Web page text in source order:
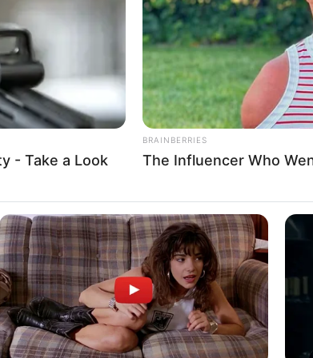
- Take a Look
BRAINBERRIES
The Influencer Who
BRAINBERRIES
Gina Carano Finally
Along
BRAINBERRIES